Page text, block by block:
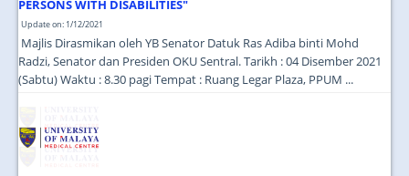
PERSONS WITH DISABILITIES"
Update on: 1/12/2021
Majlis Dirasmikan oleh YB Senator Datuk Ras Adiba binti Mohd
Radzi, Senator dan Presiden OKU Sentral. Tarikh : 04 Disember 2021
(Sabtu) Waktu : 8.30 pagi Tempat : Ruang Legar Plaza, PPUM ...